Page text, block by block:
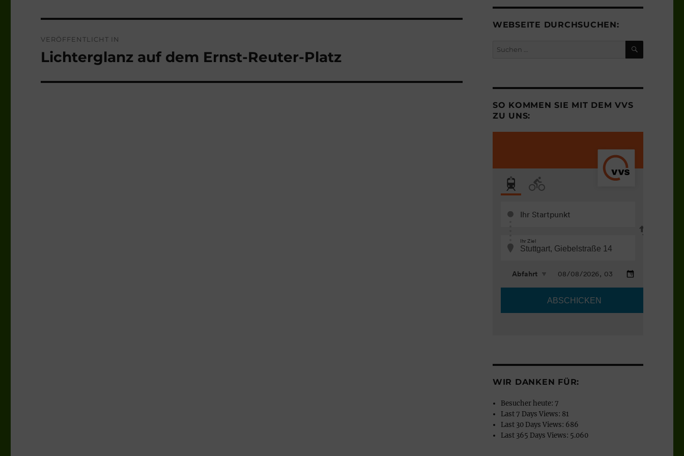
VERÖFFENTLICHT IN
Lichterglanz auf dem Ernst-Reuter-Platz
WEBSEITE DURCHSUCHEN:
Suchen
SUCHEN
SO KOMMEN SIE MIT DEM VVS
ZU UNS:
WIR DANKEN FÜR:
Besucher heute: 7
Last 7 Days Views: 81
Last 30 Days Views: 686
Last 365 Days Views: 5.060